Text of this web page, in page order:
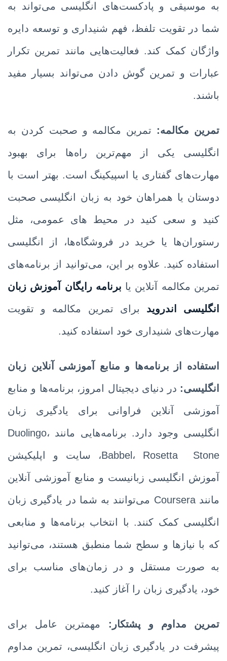
به موسیقی و پادکست‌های انگلیسی می‌تواند به
شما در تقویت تلفظ، فهم شنیداری و توسعه دایره
واژگان کمک کند. فعالیت‌هایی مانند تمرین تکرار
عبارات و تمرین گوش دادن می‌تواند بسیار مفید
باشند.
تمرین مکالمه: تمرین مکالمه و صحبت کردن به
انگلیسی یکی از مهم‌ترین راه‌ها برای بهبود
مهارت‌های گفتاری یا اسپیکینگ است. بهتر است با
دوستان یا همراهان خود به زبان انگلیسی صحبت
کنید و سعی کنید در محیط های عمومی، مثل
رستوران‌ها یا خرید در فروشگاه‌ها، از انگلیسی
استفاده کنید. علاوه بر این، می‌توانید از برنامه‌های
تمرین مکالمه آنلاین یا برنامه رایگان آموزش زبان
انگلیسی اندروید برای تمرین مکالمه و تقویت
مهارت‌های شنیداری خود استفاده کنید.
استفاده از برنامه‌ها و منابع آموزشی آنلاین زبان
انگلیسی: در دنیای دیجیتال امروز، برنامه‌ها و منابع
آموزشی آنلاین فراوانی برای یادگیری زبان
انگلیسی وجود دارد. برنامه‌هایی مانند Duolingo،
Babbel، Rosetta Stone، سایت و اپلیکیشن
آموزش انگلیسی زبانیست و منابع آموزشی آنلاین
مانند Coursera می‌توانند به شما در یادگیری زبان
انگلیسی کمک کنند. با انتخاب برنامه‌ها و منابعی
که با نیازها و سطح شما منطبق هستند، می‌توانید
به صورت مستقل و در زمان‌های مناسب برای
خود، یادگیری زبان را آغاز کنید.
تمرین مداوم و پشتکار:
مهمترین عامل برای
پیشرفت در یادگیری زبان انگلیسی، تمرین مداوم